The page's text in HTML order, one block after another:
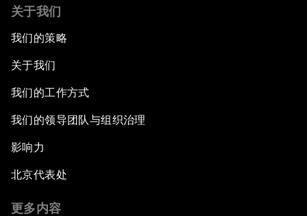
关于我们
我们的策略
关于我们
我们的工作方式
我们的领导团队与组织治理
影响力
北京代表处
更多内容